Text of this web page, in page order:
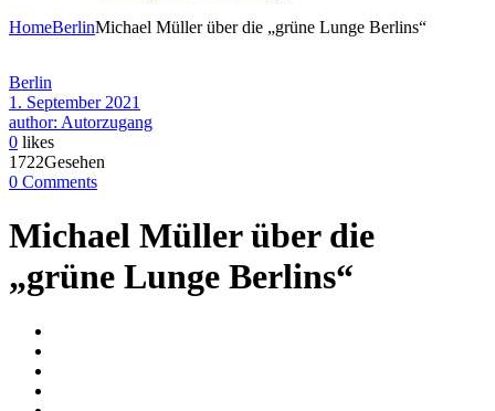
HomeBerlinMichael Müller über die „grüne Lunge Berlins“
Berlin
1. September 2021
author: Autorzugang
0 likes
1722Gesehen
0 Comments
Michael Müller über die
„grüne Lunge Berlins“